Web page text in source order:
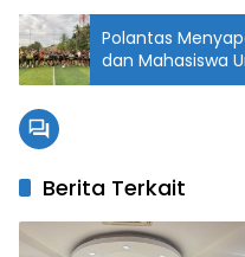
Polantas
dan Mahasiswa
Sinergi Lewat
Berita Terkait